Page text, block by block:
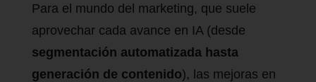
Para el mundo del marketing, que suele
aprovechar cada avance en IA (desde
segmentación automatizada hasta
generación de contenido), las mejoras en